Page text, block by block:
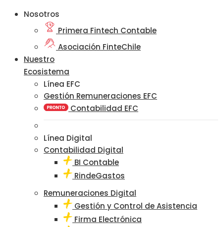
Nosotros
Primera Fintech Contable
Asociación FinteChile
Nuestro
Ecosistema
Línea EFC
Gestión Remuneraciones EFC
Contabilidad EFC
Línea Digital
Contabilidad Digital
BI Contable
RindeGastos
Remuneraciones Digital
Gestión y Control de Asistencia
Firma Electrónica